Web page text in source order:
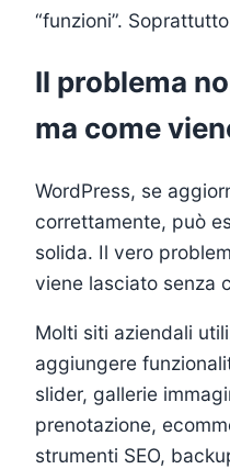
“funzioni”.
Il problema
ma come
WordPress, se
correttamente, può
solida. Il vero
viene lasciato senza
Molti siti aziendali
aggiungere
slider, gallerie
prenotazione,
strumenti SEO,